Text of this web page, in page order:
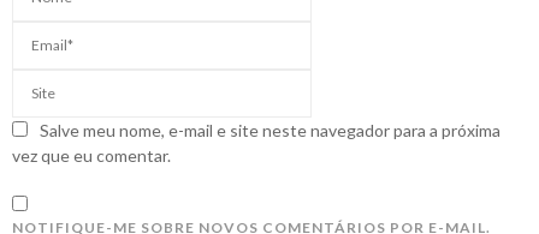
Salve meu nome, e-mail e site neste navegador para a próxima
vez que eu comentar.
NOTIFIQUE-ME SOBRE NOVOS COMENTÁRIOS POR E-MAIL.